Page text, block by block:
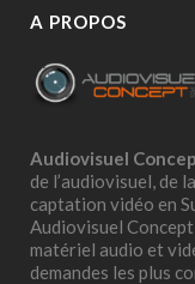
A PROPOS
Audiovisuel
de l’audiovisuel, de
captation vidéo en
Audiovisuel
matériel audio et
demandes les plus